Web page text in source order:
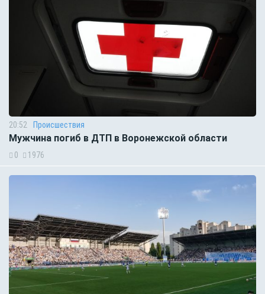
20:52 Происшествия
Мужчина погиб в ДТП в Воронежской области
0 1976